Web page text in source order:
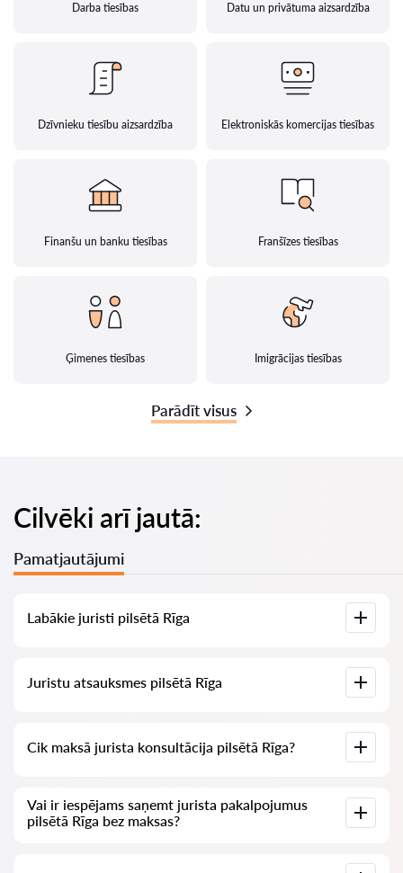
Darba tiesības Datu un privātuma aizsardzība
Dzīvnieku tiesību aizsardzība Elektroniskās komercijas tiesības
Finanšu un banku tiesības Franšīzes tiesības
Ģimenes tiesības Imigrācijas tiesības
Parādīt visus
Cilvēki arī jautā:
Pamatjautājumi
Labākie juristi pilsētā Rīga
pilnīgu informāciju: cenas, atsauksmes, tālruņa numurs un
Juristu atsauksmes pilsētā Rīga
juristiem, mēs neizdzēšam negatīvas atsauksmes un nav
iespēju tās manipulēt.
Cik maksā jurista konsultācija pilsētā Rīga?
(cenas var mainīties atkarībā no jautājuma sarežģītības un
atbildes formas).
Vai ir iespējams saņemt jurista pakalpojumus
pilsētā Rīga bez maksas?